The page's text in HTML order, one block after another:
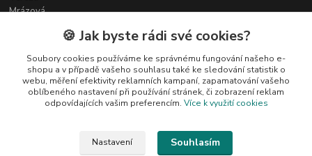
info@bylinky-maya.cz
🍪 Jak byste rádi své cookies?
Soubory cookies používáme ke správnému fungování našeho e-
shopu a v případě vašeho souhlasu také ke sledování statistik o
webu, měření efektivity reklamních kampaní, zapamatování vašeho
oblíbeného nastavení při používání stránek, či zobrazení reklam
odpovídajících vašim preferencím. Více k využití cookies
Nastavení Souhlasím